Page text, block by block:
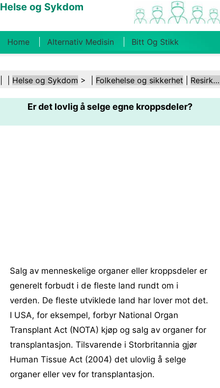
Helse og Sykdom
Home Alternativ Medisin Bitt Og Stikk
Kosthold Og Ernæring Familiehelse
Helsebransjen Psykisk Helse Folkehelse Og
Sikkerhet Kirurgi Og Prosedyrer Helse
Helse og Sykdom > | Folkehelse og sikkerhet Resirkulering
Er det lovlig å selge egne kroppsdeler?
Salg av menneskelige organer eller kroppsdeler er
generelt forbudt i de fleste land rundt om i
verden. De fleste utviklede land har lover mot det.
I USA, for eksempel, forbyr National Organ
Transplant Act (NOTA) kjøp og salg av organer for
transplantasjon. Tilsvarende i Storbritannia gjør
Human Tissue Act (2004) det ulovlig å selge
organer eller vev for transplantasjon.